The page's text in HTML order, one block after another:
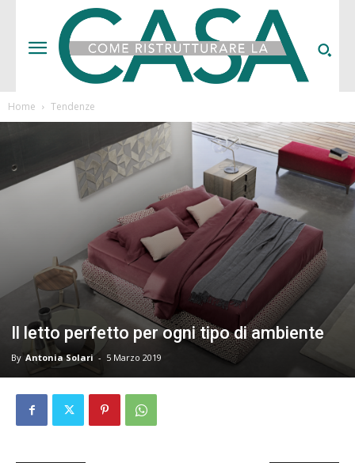
Home Tendenze
Il letto perfetto per ogni tipo di ambiente
By Antonia Solari - 5 Marzo 2019